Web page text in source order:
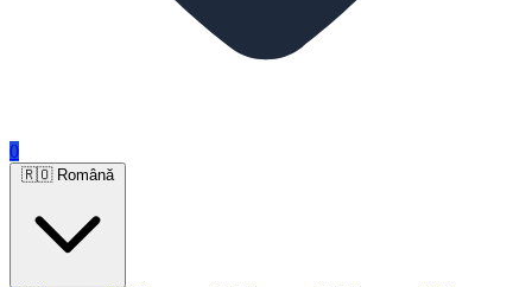
0
🇷🇴 Română